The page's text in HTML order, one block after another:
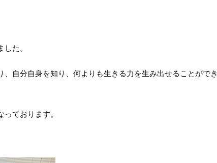
た。
自分自身を知り、何よりも生きる力を生み出せることができ
ております。